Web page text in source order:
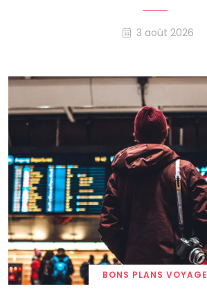
3 août 2026
BONS PLANS VOYAGE